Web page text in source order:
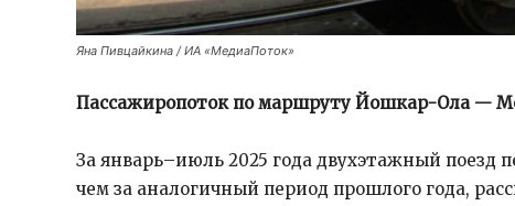
Яна Пивцайкина / ИА «МедиаПоток»
Пассажиропоток по маршруту Йошкар-Ола —
За январь–июль 2025 года двухэтажный поезд
чем за аналогичный период прошлого года,